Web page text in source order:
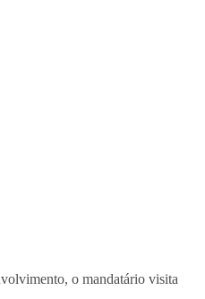
o mandatário visita